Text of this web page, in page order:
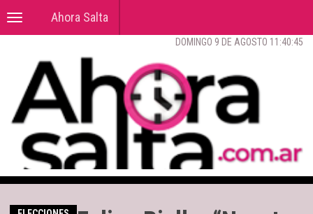
Toggle
navigation
Ahora Salta
DOMINGO 9 DE AGOSTO 11:40:46